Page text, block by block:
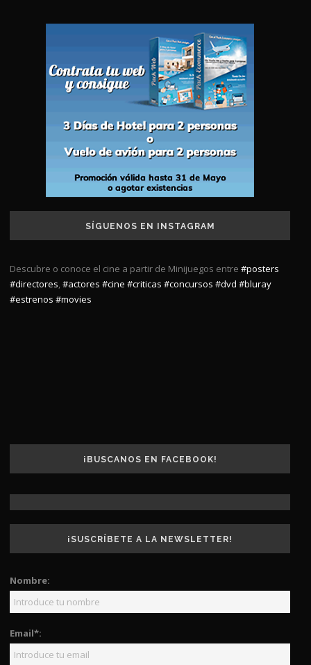
SÍGUENOS EN INSTAGRAM
Descubre o conoce el cine a partir de Minijuegos entre #posters
#directores,#actores #cine #criticas #concursos #dvd #bluray
#estrenos #movies
¡BUSCANOS EN FACEBOOK!
¡SUSCRÍBETE A LA NEWSLETTER!
Nombre:
Email*: